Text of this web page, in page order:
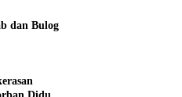
dan Bulog